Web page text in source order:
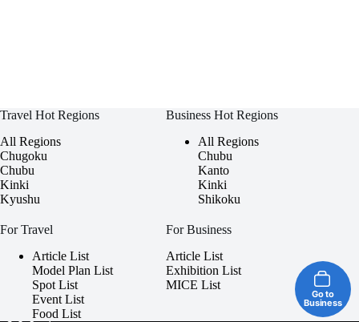
Go to
Business
Travel Hot Regions
All Regions
Chugoku
Chubu
Kinki
Kyushu
Business Hot Regions
All Regions
Chubu
Kanto
Kinki
Shikoku
For Travel
Article List
Model Plan List
Spot List
Event List
Food List
For Business
Article List
Exhibition List
MICE List